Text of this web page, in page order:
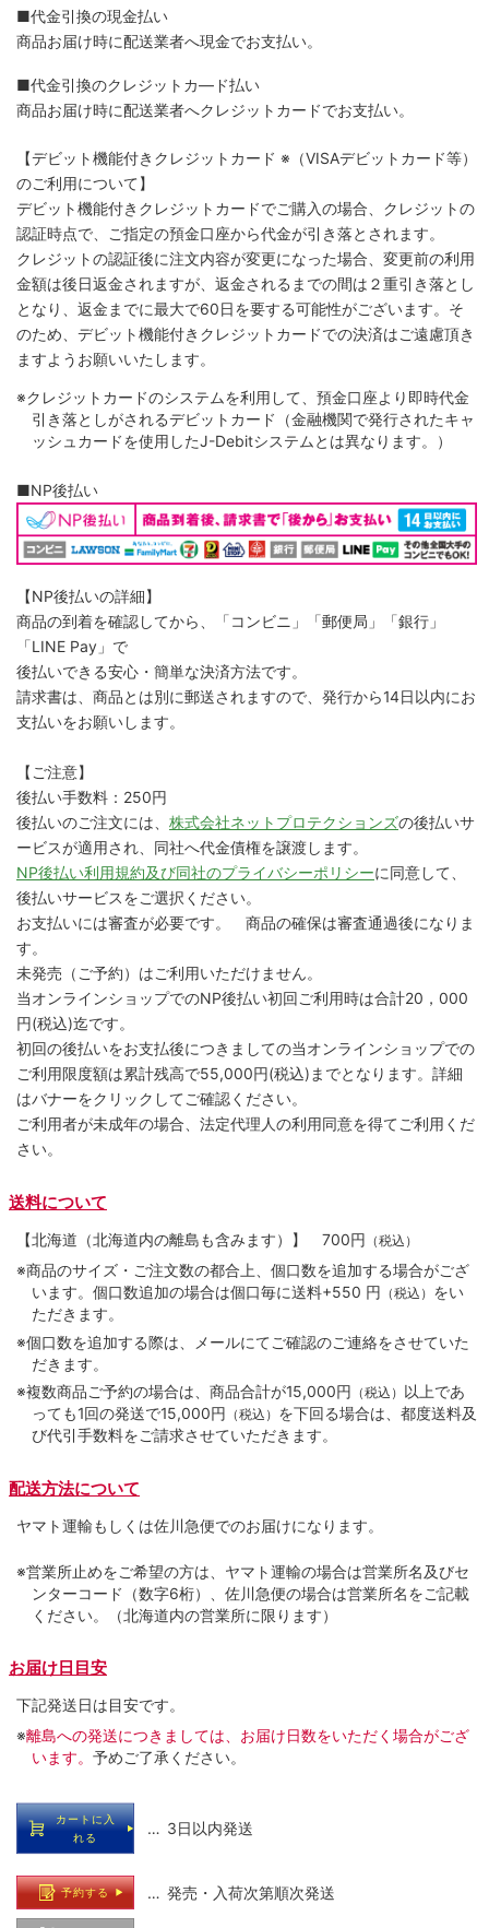
■代金引換の現金払い
商品お届け時に配送業者へ現金でお支払い。
■代金引換のクレジットカ―ド払い
商品お届け時に配送業者へクレジットカードでお支払い。
【デビット機能付きクレジットカード ※（VISAデビットカード等）
のご利用について】
デビット機能付きクレジットカードでご購入の場合、クレジットの
認証時点で、ご指定の預金口座から代金が引き落とされます。
クレジットの認証後に注文内容が変更になった場合、変更前の利用
金額は後日返金されますが、返金されるまでの間は２重引き落とし
となり、返金までに最大で60日を要する可能性がございます。そ
のため、デビット機能付きクレジットカードでの決済はご遠慮頂き
ますようお願いいたします。
※クレジットカードのシステムを利用して、預金口座より即時代金
引き落としがされるデビットカード（金融機関で発行されたキャ
ッシュカードを使用したJ-Debitシステムとは異なります。）
■NP後払い
【NP後払いの詳細】
商品の到着を確認してから、「コンビニ」「郵便局」「銀行」
「LINE Pay」で
後払いできる安心・簡単な決済方法です。
請求書は、商品とは別に郵送されますので、発行から14日以内にお
支払いをお願いします。
【ご注意】
後払い手数料：250円
後払いのご注文には、 株式会社ネットプロテクションズの後払いサ
ービスが適用され、同社へ代金債権を譲渡します。
NP後払い利用規約及び同社のプライバシーポリシーに同意して、
後払いサービスをご選択ください。
お支払いには審査が必要です。 商品の確保は審査通過後になりま
す。
未発売（ご予約）はご利用いただけません。
当オンラインショップでのNP後払い初回ご利用時は合計20，000
円(税込)迄です。
初回の後払いをお支払後につきましての当オンラインショップでの
ご利用限度額は累計残高で55,000円(税込)までとなります。詳細
はバナーをクリックしてご確認ください。
ご利用者が未成年の場合、法定代理人の利用同意を得てご利用くだ
さい。
送料について
【北海道（北海道内の離島も含みます）】 700円 （税込）
※商品のサイズ・ご注文数の都合上、個口数を追加する場合がござ
います。個口数追加の場合は個口毎に送料+550 円 （税込） をい
ただきます。
※個口数を追加する際は、メールにてご確認のご連絡をさせていた
だきます。
※複数商品ご予約の場合は、商品合計が15,000円
（税込）
以上であ
っても1回の発送で15,000円
（税込） を下回る場合は、都度送料及
び代引手数料をご請求させていただきます。
配送方法について
ヤマト運輸もしくは佐川急便でのお届けになります。
※営業所止めをご希望の方は、ヤマト運輸の場合は営業所名及びセ
ンターコード（数字6桁）、佐川急便の場合は営業所名をご記載
ください。（北海道内の営業所に限ります）
お届け日目安
下記発送日は目安です。
※離島への発送につきましては、お届け日数をいただく場合がござ
います。 予めご了承ください。
カートに入
れる
… 3日以内発送
予約する … 発売・入荷次第順次発送